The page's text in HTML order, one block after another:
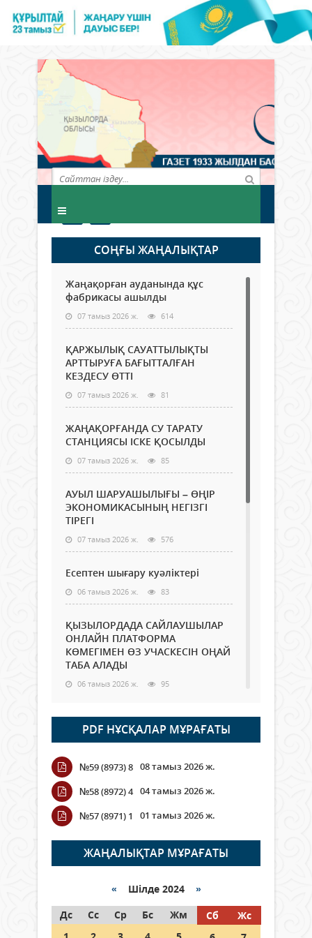
СОҢҒЫ ЖАҢАЛЫҚТАР
Жаңақорған ауданында құс
фабрикасы ашылды
07 тамыз 2026 ж. 614
ҚАРЖЫЛЫҚ САУАТТЫЛЫҚТЫ
АРТТЫРУҒА БАҒЫТТАЛҒАН
КЕЗДЕСУ ӨТТІ
07 тамыз 2026 ж. 81
ЖАҢАҚОРҒАНДА СУ ТАРАТУ
СТАНЦИЯСЫ ІСКЕ ҚОСЫЛДЫ
07 тамыз 2026 ж. 85
АУЫЛ ШАРУАШЫЛЫҒЫ – ӨҢІР
ЭКОНОМИКАСЫНЫҢ НЕГІЗГІ
ТІРЕГІ
07 тамыз 2026 ж. 576
Есептен шығару куәліктері
06 тамыз 2026 ж. 83
ҚЫЗЫЛОРДАДА САЙЛАУШЫЛАР
ОНЛАЙН ПЛАТФОРМА
КӨМЕГІМЕН ӨЗ УЧАСКЕСІН ОҢАЙ
ТАБА АЛАДЫ
06 тамыз 2026 ж. 95
Open Air: Қызылорда облысы
полиция департаменті 20
мыңнан астам көрерменнің
қауіпсіздігін қамтамасыз етті
06 тамыз 2026 ж.
Wi-Fi ҚАБЫРҒА АРҚЫЛЫ ҚАЛАЙ
ӨТЕДІ?
06 тамыз 2026 ж. 273
граждане Казахстана,
05 тамыз 2026 ж. 154
PDF НҰСҚАЛАР МҰРАҒАТЫ
№59 (8973) 8 08 тамыз 2026 ж.
№58 (8972) 4 04 тамыз 2026 ж.
№57 (8971) 1
01 тамыз 2026 ж.
ЖАҢАЛЫҚТАР МҰРАҒАТЫ
« Шілде 2024 »
Дс
Сс Ср Бс Жм Сб
Жс